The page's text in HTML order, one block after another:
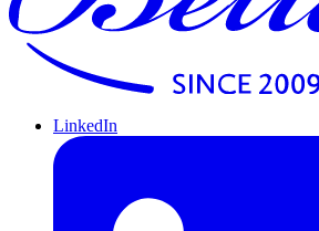
LinkedIn